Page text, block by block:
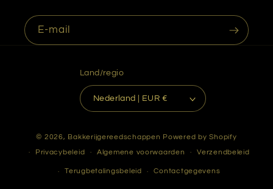
E‑mail
Land/regio
Nederland | EUR €
© 2026, Bakkerijgereedschappen Powered by Shopify
Privacybeleid Algemene voorwaarden Verzendbeleid
Terugbetalingsbeleid Contactgegevens